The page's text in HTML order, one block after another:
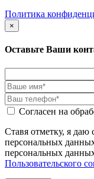
Политика
×
Оставьте Ваши
Согласен на
Ставя отметку, я даю
персональных
персональных
Пользовательского